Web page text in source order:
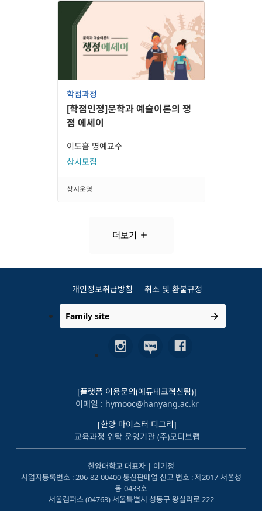
학점과정
[학점인정]문학과 예술이론의 쟁
점 에세이
이도흠 명예교수
상시모집
상시운영
더보기 
한양대학교 대표자 | 이기정
사업자등록번호 : 206-82-00400 통신판매업 신고 번호 : 제2017-서울성
동-0433호
서울캠퍼스 (04763) 서울특별시 성동구 왕십리로 222
[플랫폼 이용문의(에듀테크혁신팀)]
이메일 : hymooc@hanyang.ac.kr
[한양 마이스터 디그리]
교육과정 위탁 운영기관 (주)모티브랩
개인정보취급방침 취소 및 환불규정
Family site